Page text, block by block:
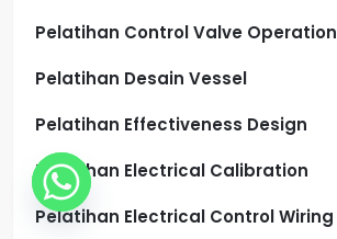
Pelatihan Control Valve Operation
Pelatihan Desain Vessel
Pelatihan Effectiveness Design
Pelatihan Electrical Calibration
Pelatihan Electrical Control Wiring